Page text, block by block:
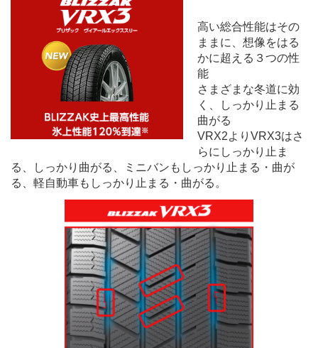
高い総合性能はその
ままに、想像をはる
かに超える３つの性
能
さまざまな冬道に効
く、しっかり止まる
曲がる
VRX2よりVRX3はさ
らにしっかり止ま
る、しっかり曲がる、ミニバンもしっかり止まる・曲が
る、軽自動車もしっかり止まる・曲がる。